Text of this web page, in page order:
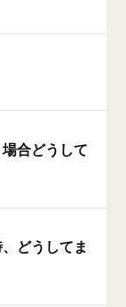
合どうして
どうしてま